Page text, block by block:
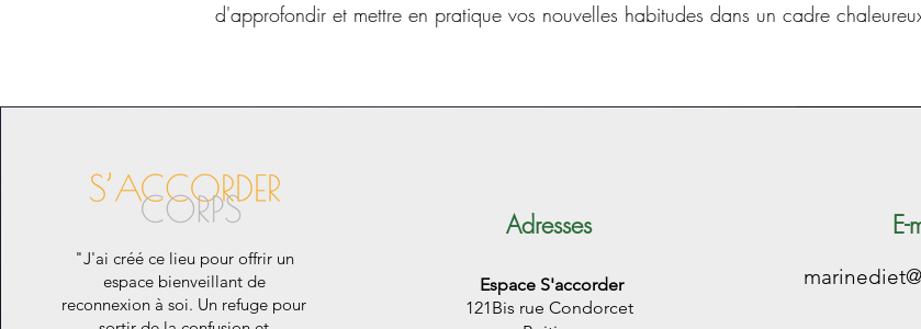
d'approfondir et mettre en pratique vos nouvelles habitudes dans un cadre
"J'ai créé ce lieu pour offrir un
espace bienveillant de
reconnexion à soi. Un refuge pour
Adresses
Espace S'accorder
121Bis rue Condorcet ​
E-